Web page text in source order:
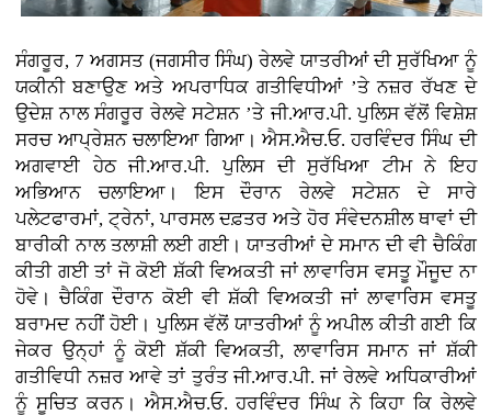
ਸੰਗਰੂਰ, 7 ਅਗਸਤ (ਜਗਸੀਰ ਸਿੰਘ)ਰੇਲਵੇ ਯਾਤਰੀਆਂ ਦੀ ਸੁਰੱਖਿਆ ਨੂੰ
ਯਕੀਨੀ ਬਣਾਉਣ ਅਤੇ ਅਪਰਾਧਿਕ ਗਤੀਵਿਧੀਆਂ ’ਤੇ ਨਜ਼ਰ ਰੱਖਣ ਦੇ
ਉਦੇਸ਼ ਨਾਲ ਸੰਗਰੂਰ ਰੇਲਵੇ ਸਟੇਸ਼ਨ ’ਤੇ ਜੀ.ਆਰ.ਪੀ. ਪੁਲਿਸ ਵੱਲੋਂ ਵਿਸ਼ੇਸ਼
ਸਰਚ ਆਪ੍ਰੇਸ਼ਨ ਚਲਾਇਆ ਗਿਆ। ਐਸ.ਐਚ.ਓ. ਹਰਵਿੰਦਰ ਸਿੰਘ ਦੀ
ਅਗਵਾਈ ਹੇਠ ਜੀ.ਆਰ.ਪੀ. ਪੁਲਿਸ ਦੀ ਸੁਰੱਖਿਆ ਟੀਮ ਨੇ ਇਹ
ਅਭਿਆਨ ਚਲਾਇਆ। ਇਸ ਦੌਰਾਨ ਰੇਲਵੇ ਸਟੇਸ਼ਨ ਦੇ ਸਾਰੇ
ਪਲੇਟਫਾਰਮਾਂ, ਟ੍ਰੇਨਾਂ, ਪਾਰਸਲ ਦਫ਼ਤਰ ਅਤੇ ਹੋਰ ਸੰਵੇਦਨਸ਼ੀਲ ਥਾਵਾਂ ਦੀ
ਬਾਰੀਕੀ ਨਾਲ ਤਲਾਸ਼ੀ ਲਈ ਗਈ। ਯਾਤਰੀਆਂ ਦੇ ਸਮਾਨ ਦੀ ਵੀ ਚੈਕਿੰਗ
ਕੀਤੀ ਗਈ ਤਾਂ ਜੋ ਕੋਈ ਸ਼ੱਕੀ ਵਿਅਕਤੀ ਜਾਂ ਲਾਵਾਰਿਸ ਵਸਤੂ ਮੌਜੂਦ ਨਾ
ਹੋਵੇ। ਚੈਕਿੰਗ ਦੌਰਾਨ ਕੋਈ ਵੀ ਸ਼ੱਕੀ ਵਿਅਕਤੀ ਜਾਂ ਲਾਵਾਰਿਸ ਵਸਤੂ
ਬਰਾਮਦ ਨਹੀਂ ਹੋਈ। ਪੁਲਿਸ ਵੱਲੋਂ ਯਾਤਰੀਆਂ ਨੂੰ ਅਪੀਲ ਕੀਤੀ ਗਈ ਕਿ
ਜੇਕਰ ਉਨ੍ਹਾਂ ਨੂੰ ਕੋਈ ਸ਼ੱਕੀ ਵਿਅਕਤੀ, ਲਾਵਾਰਿਸ ਸਮਾਨ ਜਾਂ ਸ਼ੱਕੀ
ਗਤੀਵਿਧੀ ਨਜ਼ਰ ਆਵੇ ਤਾਂ ਤੁਰੰਤ ਜੀ.ਆਰ.ਪੀ. ਜਾਂ ਰੇਲਵੇ ਅਧਿਕਾਰੀਆਂ
ਨੂੰ ਸੂਚਿਤ ਕਰਨ। ਐਸ.ਐਚ.ਓ. ਹਰਵਿੰਦਰ ਸਿੰਘ ਨੇ ਕਿਹਾ ਕਿ ਰੇਲਵੇ